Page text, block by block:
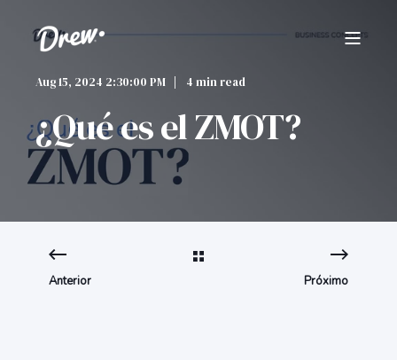
Aug 15, 2024 2:30:00 PM 4 min read
¿Qué es el ZMOT?
Anterior Próximo